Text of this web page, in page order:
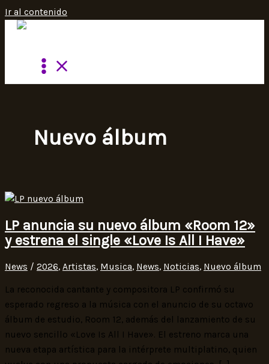
Ir al contenido
Nuevo álbum
LP anuncia su nuevo álbum «Room 12»
y estrena el single «Love Is All I Have»
News / 2026, Artistas, Musica, News, Noticias, Nuevo álbum
La reconocida cantante y compositora LP confirmó su
esperado regreso a la música con el anuncio de su octavo
álbum de estudio, Room 12, además del lanzamiento de su
nuevo sencillo «Love Is All I Have». El estreno marca una
nueva etapa artística para la intérprete multiplatino, quien